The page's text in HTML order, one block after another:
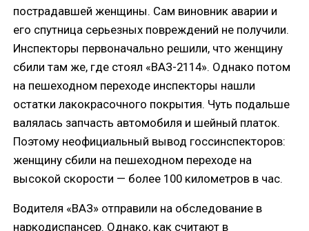
пострадавшей женщины. Сам виновник аварии и
его спутница серьезных повреждений не получили.
Инспекторы первоначально решили, что женщину
сбили там же, где стоял «ВАЗ-2114». Однако потом
на пешеходном переходе инспекторы нашли
остатки лакокрасочного покрытия. Чуть подальше
валялась запчасть автомобиля и шейный платок.
Поэтому неофициальный вывод госсинспекторов:
женщину сбили на пешеходном переходе на
высокой скорости — более 100 километров в час.
Водителя «ВАЗ» отправили на обследование в
наркодиспансер. Однако, как считают в